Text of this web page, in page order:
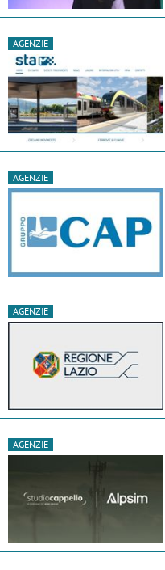
AGENZIE
AGENZIE
AGENZIE
AGENZIE